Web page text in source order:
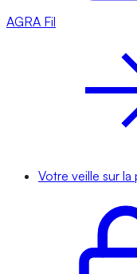
AGRA Fil
Votre veille sur